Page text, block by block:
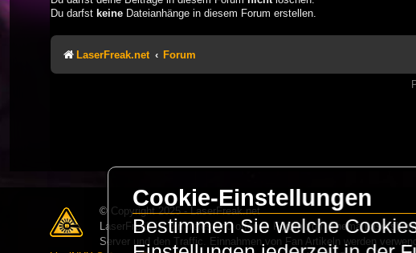
Du darfst keine Dateianhänge in diesem Forum erstellen.
LaserFreak.net Forum
© Copyright 2025 - LaserFreak.net
LaserFreak ist ein freies und offenes Forum zum Thema
Server und den Traffic. Einnahmen von Fan Artikeln werden
Cookie-Einstellungen
Bestimmen Sie welche